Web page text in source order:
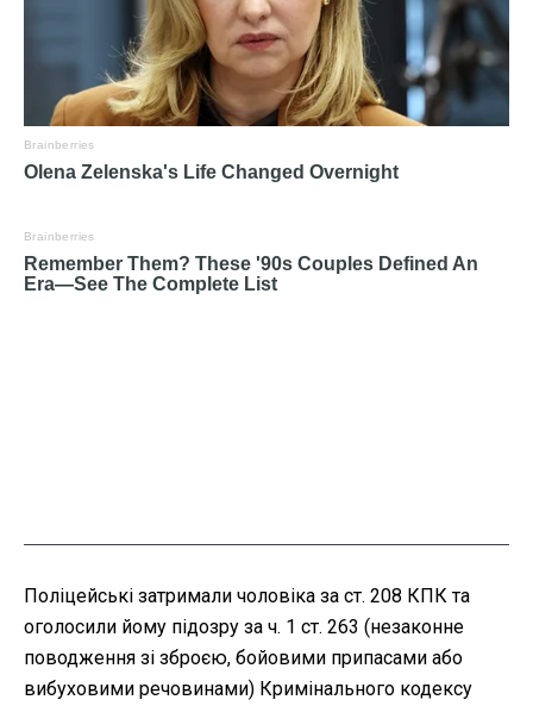
Поліцейські затримали чоловіка за ст. 208 КПК та
оголосили йому підозру за ч. 1 ст. 263 (незаконне
поводження зі зброєю, бойовими припасами або
вибуховими речовинами) Кримінального кодексу